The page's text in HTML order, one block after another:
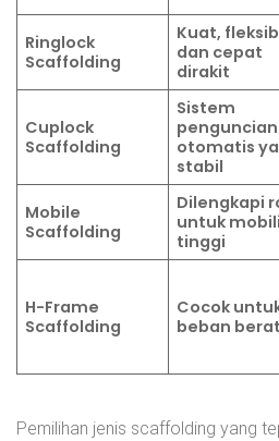
Ringlock
Scaffolding
Kuat,
dan cepat
dirakit
Cuplock
Scaffolding
Sistem
penguncian
otomatis
stabil
Mobile
Scaffolding
Dilengkapi
untuk
tinggi
H-Frame
Scaffolding
Cocok
beban berat
Pemilihan jenis scaffolding yang